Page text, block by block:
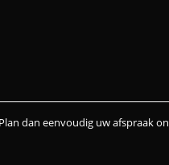
dan eenvoudig uw afspraak